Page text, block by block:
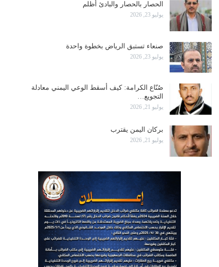
الحصار بالحصار والبادئ أظلم
يوليو 23, 2026
صنعاء تستبق الرياض بخطوة واحدة
يوليو 23, 2026
صُنّاع الكرامة: كيف أسقط الوعي اليمني معادلة
التجويع…
يوليو 21, 2026
بركان اليمن يقترب
يوليو 21, 2026